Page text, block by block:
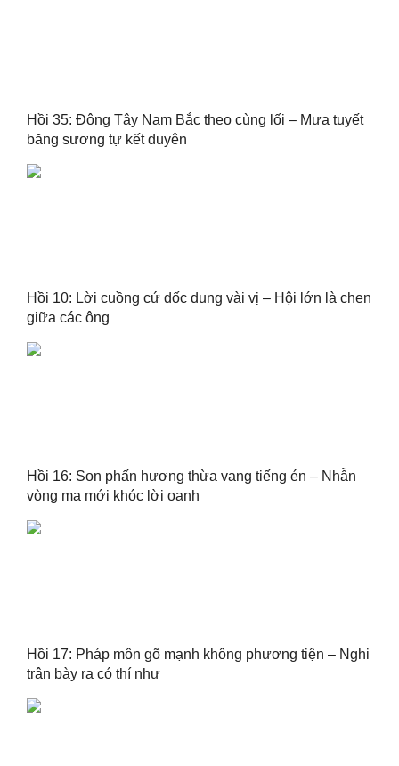
Hồi 35: Đông Tây Nam Bắc theo cùng lối – Mưa tuyết
băng sương tự kết duyên
Hồi 10: Lời cuồng cứ dốc dung vài vị – Hội lớn là chen
giữa các ông
Hồi 16: Son phấn hương thừa vang tiếng én – Nhẫn
vòng ma mới khóc lời oanh
Hồi 17: Pháp môn gõ mạnh không phương tiện – Nghi
trận bày ra có thí như